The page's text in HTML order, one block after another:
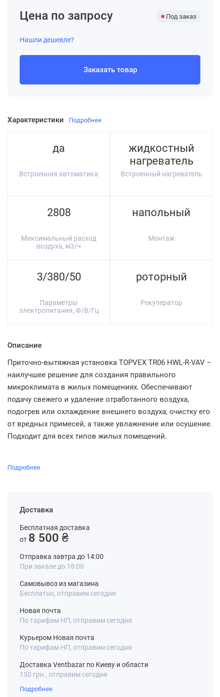
Характеристики Подробнее
да
Встроенная автоматика
жидкостный
нагреватель
Встроенный нагреватель
2808
Максимальный расход
воздуха, м3/ч
напольный
Монтаж
3/380/50
Параметры
электропитания, Ф/В/Гц
роторный
Рекуператор
Описание
Приточно-вытяжная установка TOPVEX TR06 HWL-R-VAV –
наилучшее решение для создания правильного
микроклимата в жилых помещениях. Обеспечивают
подачу свежего и удаление отработанного воздуха,
подогрев или охлаждение внешнего воздуха, очистку его
от вредных примесей, а также увлажнение или осушение.
Подходит для всех типов жилых помещений.
Подробнее
Доставка
Бесплатная доставка
от 8 500 ₴
Отправка завтра до 14:00
При заказе до 18:00
Самовывоз из магазина
Бесплатно, отправим сегодня
Новая почта
По тарифам НП, отправим сегодня
Курьером Новая почта
По тарифам НП, отправим сегодня
Доставка Ventbazar по Киеву и области
150 грн., отправим сегодня
Подробнее
Цена по запросу Под заказ
Нашли дешевле?
Заказать товар